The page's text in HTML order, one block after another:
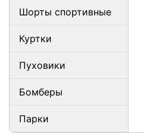
Шорты спортивные
Куртки
Пуховики
Бомберы
Парки